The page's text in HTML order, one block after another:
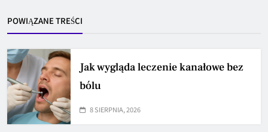
POWIĄZANE TREŚCI
Jak wygląda leczenie kanałowe bez
bólu
8 SIERPNIA, 2026